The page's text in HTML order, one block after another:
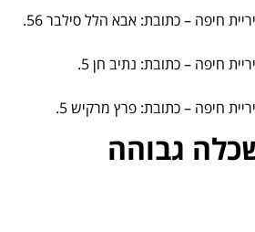
חיפה – כתובת: אבא הלל סילבר 56.
חיפה – כתובת: נתיב חן 5.
חיפה – כתובת: פרץ מרקיש 5.
גבוהה